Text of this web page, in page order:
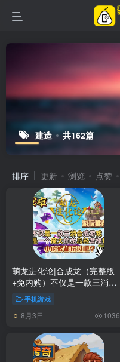
建造 共162篇
排序 更新 浏览 点赞
萌龙进化论|合成龙（完整版
+免内购）不仅是一款三消合
成游戏，更是一个庞大的龙岛
经营模拟！
手机游戏
8月3日 1036